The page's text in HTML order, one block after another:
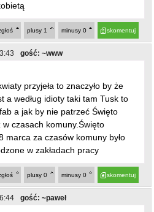
skomentuj
minusy 0
plusy 1
gość: ~www
przyjeła to znaczyło by że
a według idioty taki tam Tusk to
a jak by nie patrzeć Święto
w czasach komuny.Święto
marca za czasów komuny było
w zakładach pracy
skomentuj
minusy 0
plusy 0
gość: ~paweł